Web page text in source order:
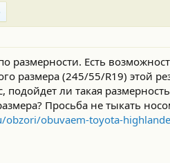
размерности. Есть
размера (245/55/R19) этой
подойдет ли такая
Просьба не тыкать
obuvaem-toyota-